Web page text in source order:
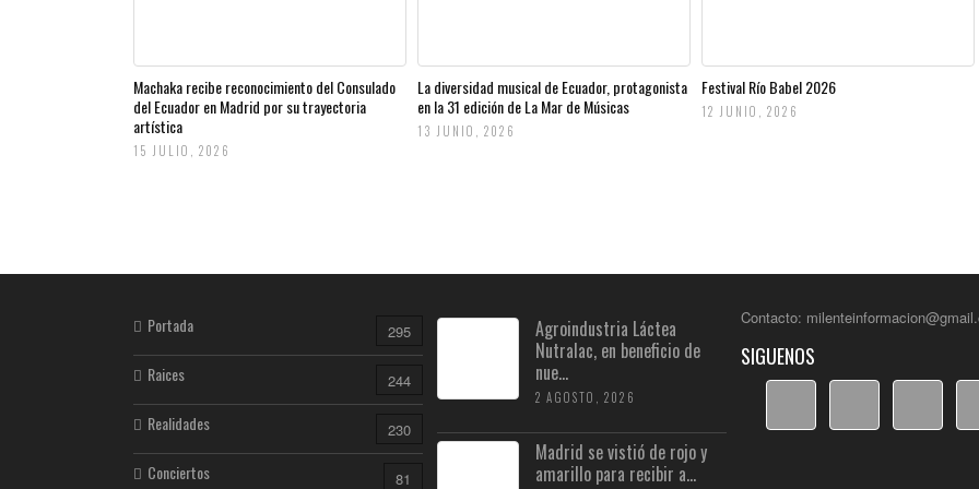
Machaka recibe reconocimiento del Consulado
del Ecuador en Madrid por su trayectoria
artística
15 JULIO, 2026
La diversidad musical de Ecuador, protagonista
en la 31 edición de La Mar de Músicas
13 JUNIO, 2026
Festival Río Babel 2026
12 JUNIO, 2026
Portada 295
Raices 244
Realidades 230
Conciertos 81
Agroindustria Láctea
Nutralac, en beneficio de
nue...
2 AGOSTO, 2026
Madrid se vistió de rojo y
amarillo para recibir a...
Contacto:
SIGUENOS